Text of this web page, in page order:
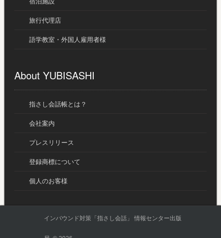
旅行代理店
語学教室・外国人雇用者様
About YUBISASHI
指さし会話帳とは？
会社案内
プレスリリース
登録商標について
個人のお客様
インバウンド対策「指さし会話」 情報センター出版